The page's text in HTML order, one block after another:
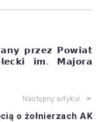
𝗽𝗿𝘇𝗲𝘇 𝗣𝗼𝘄𝗶𝗮𝘁
𝗶𝗺. 𝗠𝗮𝗷𝗼𝗿𝗮
Następny artykuł
o żołnierzach AK